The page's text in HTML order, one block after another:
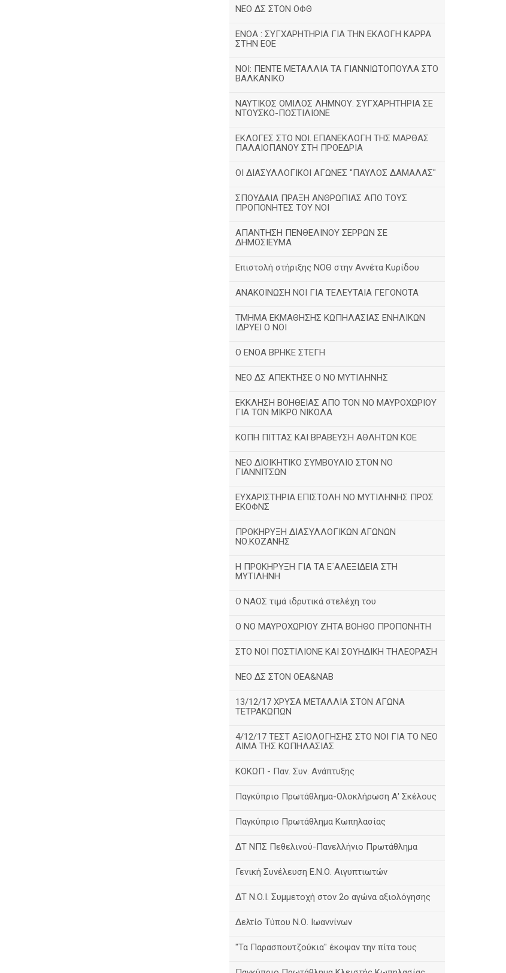
ΝΕΟ ΔΣ ΣΤΟΝ ΟΦΘ
ΕΝΟΑ : ΣΥΓΧΑΡΗΤΗΡΙΑ ΓΙΑ ΤΗΝ ΕΚΛΟΓΗ ΚΑΡΡΑ
ΣΤΗΝ ΕΟΕ
ΝΟΙ: ΠΕΝΤΕ ΜΕΤΑΛΛΙΑ ΤΑ ΓΙΑΝΝΙΩΤΟΠΟΥΛΑ ΣΤΟ
ΒΑΛΚΑΝΙΚΟ
ΝΑΥΤΙΚΟΣ ΟΜΙΛΟΣ ΛΗΜΝΟΥ: ΣΥΓΧΑΡΗΤΗΡΙΑ ΣΕ
ΝΤΟΥΣΚΟ-ΠΟΣΤΙΛΙΟΝΕ
ΕΚΛΟΓΕΣ ΣΤΟ ΝΟΙ. ΕΠΑΝΕΚΛΟΓΗ ΤΗΣ ΜΑΡΘΑΣ
ΠΑΛΑΙΟΠΑΝΟΥ ΣΤΗ ΠΡΟΕΔΡΙΑ
ΟΙ ΔΙΑΣΥΛΛΟΓΙΚΟΙ ΑΓΩΝΕΣ "ΠΑΥΛΟΣ ΔΑΜΑΛΑΣ"
ΣΠΟΥΔΑΙΑ ΠΡΑΞΗ ΑΝΘΡΩΠΙΑΣ ΑΠΟ ΤΟΥΣ
ΠΡΟΠΟΝΗΤΕΣ ΤΟΥ ΝΟΙ
ΑΠΑΝΤΗΣΗ ΠΕΝΘΕΛΙΝΟΥ ΣΕΡΡΩΝ ΣΕ
ΔΗΜΟΣΙΕΥΜΑ
Επιστολή στήριξης ΝΟΘ στην Αννέτα Κυρίδου
ΑΝΑΚΟΙΝΩΣΗ ΝΟΙ ΓΙΑ ΤΕΛΕΥΤΑΙΑ ΓΕΓΟΝΟΤΑ
ΤΜΗΜΑ ΕΚΜΑΘΗΣΗΣ ΚΩΠΗΛΑΣΙΑΣ ΕΝΗΛΙΚΩΝ
ΙΔΡΥΕΙ Ο ΝΟΙ
Ο ΕΝΟΑ ΒΡΗΚΕ ΣΤΕΓΗ
ΝΕΟ ΔΣ ΑΠΕΚΤΗΣΕ Ο ΝΟ ΜΥΤΙΛΗΝΗΣ
ΕΚΚΛΗΣΗ ΒΟΗΘΕΙΑΣ ΑΠΟ ΤΟΝ ΝΟ ΜΑΥΡΟΧΩΡΙΟΥ
ΓΙΑ ΤΟΝ ΜΙΚΡΟ ΝΙΚΟΛΑ
ΚΟΠΗ ΠΙΤΤΑΣ ΚΑΙ ΒΡΑΒΕΥΣΗ ΑΘΛΗΤΩΝ ΚΟΕ
ΝΕΟ ΔΙΟΙΚΗΤΙΚΟ ΣΥΜΒΟΥΛΙΟ ΣΤΟΝ ΝΟ
ΓΙΑΝΝΙΤΣΩΝ
ΕΥΧΑΡΙΣΤΗΡΙΑ ΕΠΙΣΤΟΛΗ ΝΟ ΜΥΤΙΛΗΝΗΣ ΠΡΟΣ
ΕΚΟΦΝΣ
ΠΡΟΚΗΡΥΞΗ ΔΙΑΣΥΛΛΟΓΙΚΩΝ ΑΓΩΝΩΝ
ΝΟ.ΚΟΖΑΝΗΣ
Η ΠΡΟΚΗΡΥΞΗ ΓΙΑ ΤΑ Ε΄ΑΛΕΞΙΔΕΙΑ ΣΤΗ
ΜΥΤΙΛΗΝΗ
Ο ΝΑΟΣ τιμά ιδρυτικά στελέχη του
Ο ΝΟ ΜΑΥΡΟΧΩΡΙΟΥ ΖΗΤΑ ΒΟΗΘΟ ΠΡΟΠΟΝΗΤΗ
ΣΤΟ ΝΟΙ ΠΟΣΤΙΛΙΟΝΕ ΚΑΙ ΣΟΥΗΔΙΚΗ ΤΗΛΕΟΡΑΣΗ
ΝΕΟ ΔΣ ΣΤΟΝ ΟΕΑ&ΝΑΒ
13/12/17 ΧΡΥΣΑ ΜΕΤΑΛΛΙΑ ΣΤΟΝ ΑΓΩΝΑ
ΤΕΤΡΑΚΩΠΩΝ
4/12/17 ΤΕΣΤ ΑΞΙΟΛΟΓΗΣΗΣ ΣΤΟ ΝΟΙ ΓΙΑ ΤΟ ΝΕΟ
ΑΙΜΑ ΤΗΣ ΚΩΠΗΛΑΣΙΑΣ
ΚΟΚΩΠ - Παν. Συν. Ανάπτυξης
Παγκύπριο Πρωτάθλημα-Ολοκλήρωση Α' Σκέλους
Παγκύπριο Πρωτάθλημα Κωπηλασίας
ΔΤ ΝΠΣ Πεθελινού-Πανελλήνιο Πρωτάθλημα
Γενική Συνέλευση Ε.Ν.Ο. Αιγυπτιωτών
ΔΤ Ν.Ο.Ι. Συμμετοχή στον 2ο αγώνα αξιολόγησης
Δελτίο Τύπου Ν.Ο. Ιωαννίνων
"Τα Παρασπουτζούκια" έκοψαν την πίτα τους